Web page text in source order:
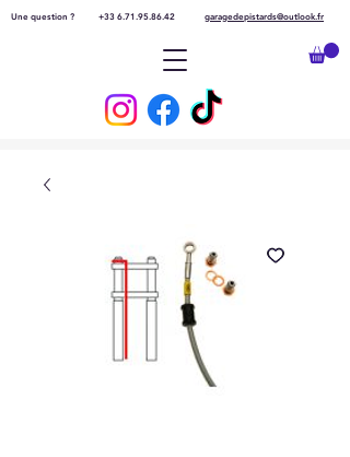
Une question ? +33 6.71.95.86.42 garagedepistards@outlook.fr